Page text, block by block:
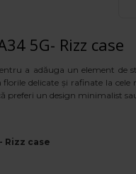
5G- Rizz case
a adăuga un element
delicate și rafinate la
un design minimalist
Rizz case